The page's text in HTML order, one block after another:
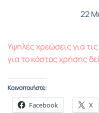
22
Υψηλές χρεώσεις για
για το κόστος χρήσης
Κοινοποιήστε:
Facebook X